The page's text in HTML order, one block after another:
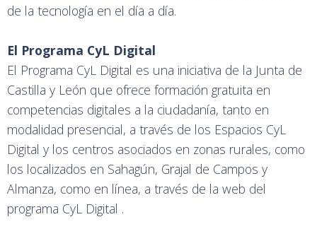
de la tecnología en el día a día.
El Programa CyL Digital
El Programa CyL Digital es una iniciativa de la Junta de
Castilla y León que ofrece formación gratuita en
competencias digitales a la ciudadanía, tanto en
modalidad presencial, a través de los Espacios CyL
Digital y los centros asociados en zonas rurales, como
los localizados en Sahagún, Grajal de Campos y
Almanza, como en línea, a través de la web del
programa CyL Digital .